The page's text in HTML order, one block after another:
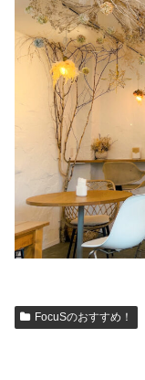
FocuSのおすすめ！